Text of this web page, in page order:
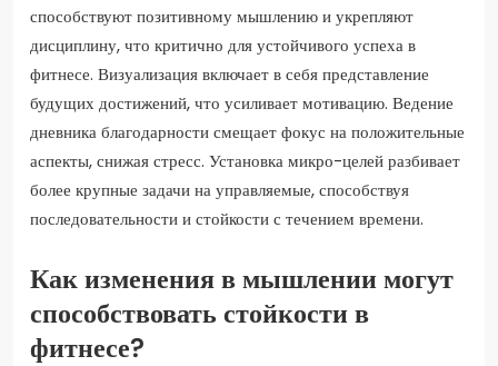
способствуют позитивному мышлению и укрепляют
дисциплину, что критично для устойчивого успеха в
фитнесе. Визуализация включает в себя представление
будущих достижений, что усиливает мотивацию. Ведение
дневника благодарности смещает фокус на положительные
аспекты, снижая стресс. Установка микро-целей разбивает
более крупные задачи на управляемые, способствуя
последовательности и стойкости с течением времени.
Как изменения в мышлении могут
способствовать стойкости в
фитнесе?